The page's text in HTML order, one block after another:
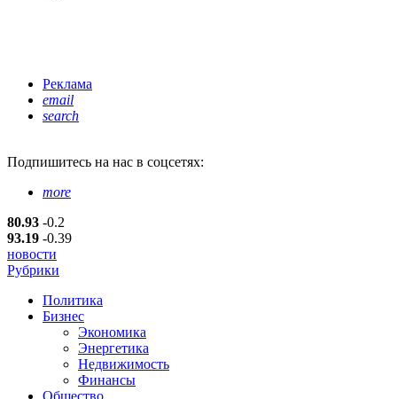
Реклама
email
search
Подпишитесь на нас в соцсетях:
more
80.93 -0.2
93.19 -0.39
новости
Рубрики
Политика
Бизнес
Экономика
Энергетика
Недвижимость
Финансы
Общество